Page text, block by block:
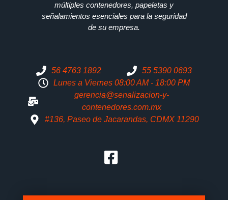
múltiples contenedores, papeletas y
señalamientos esenciales para la seguridad
de su empresa.
56 4763 1892
55 5390 0693
Lunes a Viernes 08:00 AM - 18:00 PM
gerencia@senalizacion-y-
contenedores.com.mx
#136, Paseo de Jacarandas, CDMX 11290